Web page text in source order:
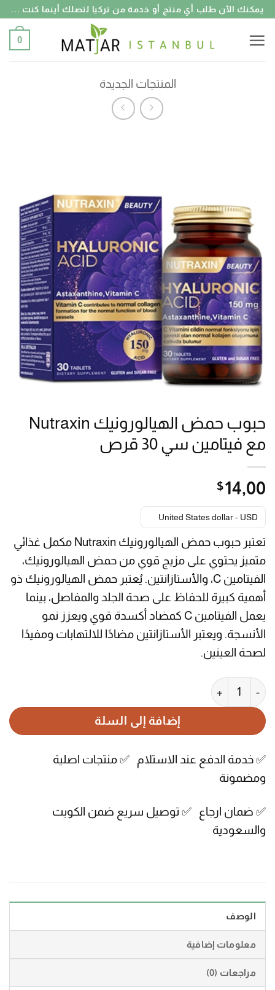
تخطي
يمكنك الآن طلب أي منتج أو خدمة من تركيا لتصلك أينما كنت ...
0
المنتجات الجديدة
حبوب حمض الهيالورونيك Nutraxin
مع فيتامين سي 30 قرص
$ 14٫00
United States dollar - USD
تعتبر حبوب حمض الهيالورونيك Nutraxin مكمل غذائي
متميز يحتوي على مزيج قوي من حمض الهيالورونيك،
الفيتامين C، والأستازانتين. يُعتبر حمض الهيالورونيك ذو
أهمية كبيرة للحفاظ على صحة الجلد والمفاصل، بينما
يعمل الفيتامين C كمضاد أكسدة قوي ويعزز نمو
الأنسجة. ويعتبر الأستازانتين مضادًا للالتهابات ومفيدًا
لصحة العينين.
كمية حبوب حمض الهيالورونيك Nutraxin مع فيتامين سي 30 قرص
إضافة إلى السلة
✅ خدمة الدفع عند الاستلام ✅ منتجات اصلية
ومضمونة
✅ ضمان ارجاع ✅ توصيل سريع ضمن الكويت
والسعودية
الوصف
معلومات إضافية
مراجعات (0)